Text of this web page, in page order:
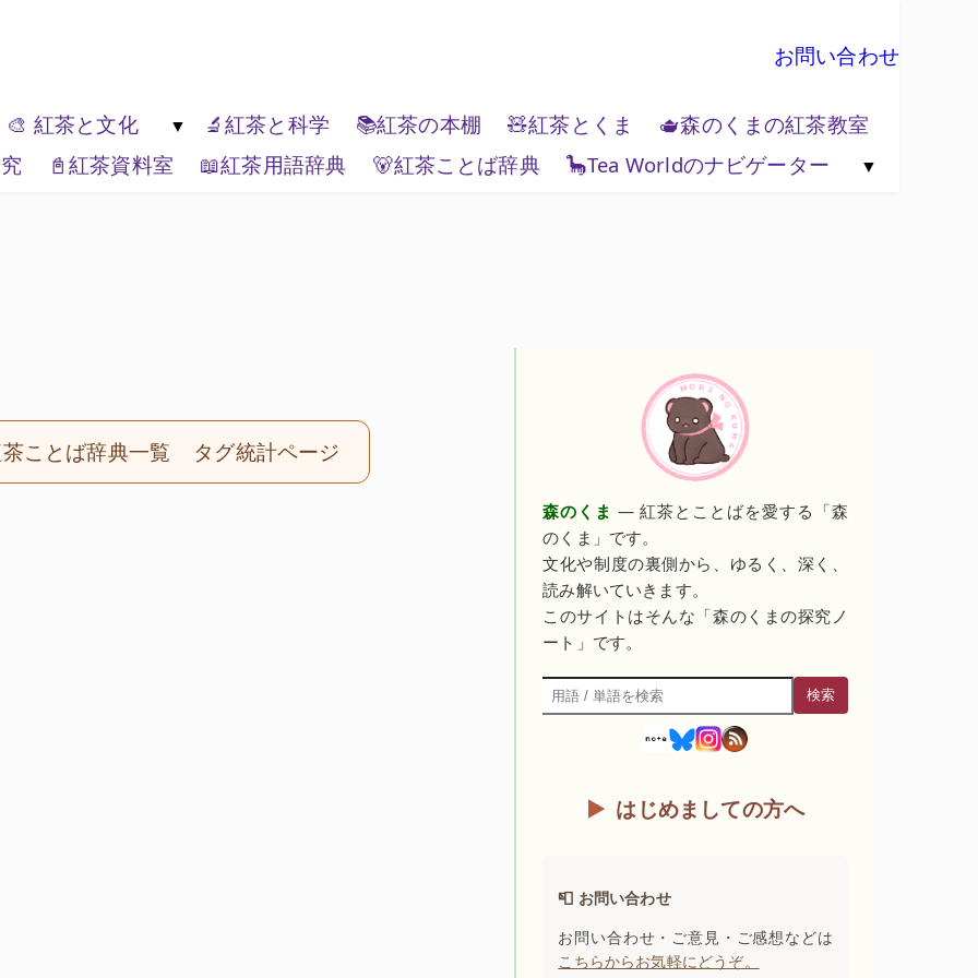
お問い合わせ
茶の種類 🏔️エリアティー 📦ティーブランド
🎨 紅茶と文化
🏚️紅茶と生活文化
🎭紅茶と表現 🌏紅茶と世界 🗺️紅茶と地政学
🔬紅茶と科学 📚紅茶の本棚 🧸紅茶とくま
🫖森のくまの紅茶教室
📓紅茶資料室 📖紅茶用語辞典 🐻紅茶ことば辞典
🦕Tea Worldのナビゲーター
ことば辞典一覧 タグ統計ページ
森のくま — 紅茶とことばを愛する「森
のくま」です。
文化や制度の裏側から、ゆるく、深く、
読み解いていきます。
このサイトはそんな「森のくまの探究ノ
ート」です。
検索
検索
はじめましての方へ
📮 お問い合わせ
お問い合わせ・ご意見・ご感想などは
こちらからお気軽にどうぞ。